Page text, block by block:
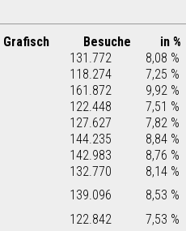
Grafisch Besuche in %
131.772
8,08 %
118.274
7,25 %
161.872
9,92 %
122.448
7,51 %
127.627
7,82 %
144.235
8,84 %
142.983
8,76 %
132.770
8,14 %
139.096
8,53 %
122.842
7,53 %